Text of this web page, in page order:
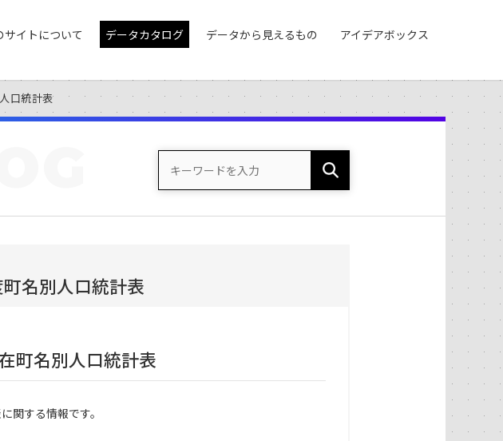
サイトについて データカタログ データから見えるもの アイデアボックス
口統計表
町名別人口統計表
町名別人口統計表
関する情報です。